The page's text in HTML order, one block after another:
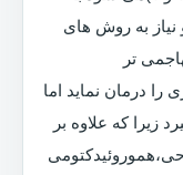
نیاز به روش های
تر
را درمان نماید اما
زیرا که علاوه بر